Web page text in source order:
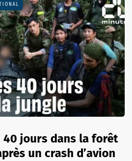
jours dans la forêt
un crash d’avion